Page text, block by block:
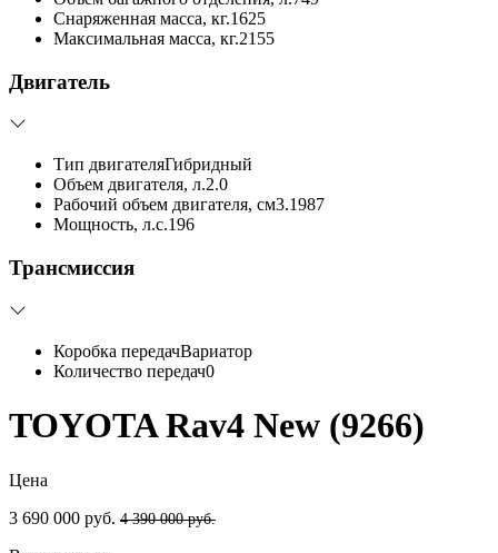
Снаряженная масса, кг.1625
Максимальная масса, кг.2155
Двигатель
Тип двигателяГибридный
Объем двигателя, л.2.0
Рабочий объем двигателя, см3.1987
Мощность, л.с.196
Трансмиссия
Коробка передачВариатор
Количество передач0
TOYOTA Rav4 New (9266)
Цена
3 690 000 руб. 4 390 000 руб.